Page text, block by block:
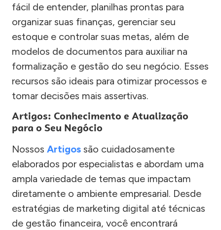
fácil de entender, planilhas prontas para
organizar suas finanças, gerenciar seu
estoque e controlar suas metas, além de
modelos de documentos para auxiliar na
formalização e gestão do seu negócio. Esses
recursos são ideais para otimizar processos e
tomar decisões mais assertivas.
Artigos: Conhecimento e Atualização
para o Seu Negócio
Nossos Artigos são cuidadosamente
elaborados por especialistas e abordam uma
ampla variedade de temas que impactam
diretamente o ambiente empresarial. Desde
estratégias de marketing digital até técnicas
de gestão financeira, você encontrará